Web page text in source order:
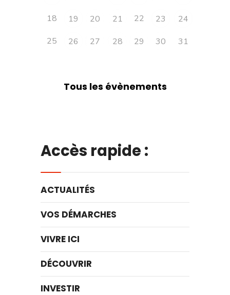
18
19 20 21 22 23
24
25
26 27 28 29 30 31
Tous les évènements
Accès rapide :
ACTUALITÉS
VOS DÉMARCHES
VIVRE ICI
DÉCOUVRIR
INVESTIR